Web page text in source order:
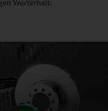
Werterhalt.